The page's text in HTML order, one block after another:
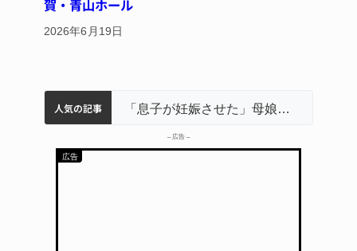
賀・青山ホール
2026年6月19日
人気の記事
名張市水道料金47％値上げへ 答申案、審議会で大筋まとまる
中学校の陶壁モニュメント 地元建設会社がボランティアで清掃 伊賀
名張市立病院のDMAT、熊本地震の被災地へ 能登以来3回目の派遣 「息子が妊娠させた」母娘だまされ400万円詐欺被害 名張
– 広告 –